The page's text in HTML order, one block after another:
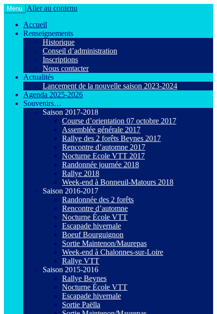
Agiot VTT Maurepas
Le VTT loisir en toute convivialité !
Menu
Aller au contenu
Accueil
Renseignements
Historique
Conseil d’administration
Inscriptions
Nous contacter
Actualités
Lancement de la nouvelle saison 2023-2024
Agenda 2025-2026
Souvenirs…
Saison 2017-2018
Course d’orientation 07 octobre 2017
Assemblée générale 2017
Rallye des 2 forêts Beynes 2017
Rencontre d’automne 2017
Nocturne Ecole VTT 2017
Randonnée journée 2018
Rallye 2018
Week-end à Bonneuil-Matours 2018
Saison 2016-2017
Randonnée des 2 forêts
Rencontre d’automne
Nocturne École VTT
Escapade hivernale
Boeuf Bourguignon
Sortie Maintenon/Maurepas
Week-end à Chalonnes-sur-Loire
Rallye VTT
Saison 2015-2016
Rallye Beynes
Nocturne École VTT
Escapade hivernale
Sortie Paëlla